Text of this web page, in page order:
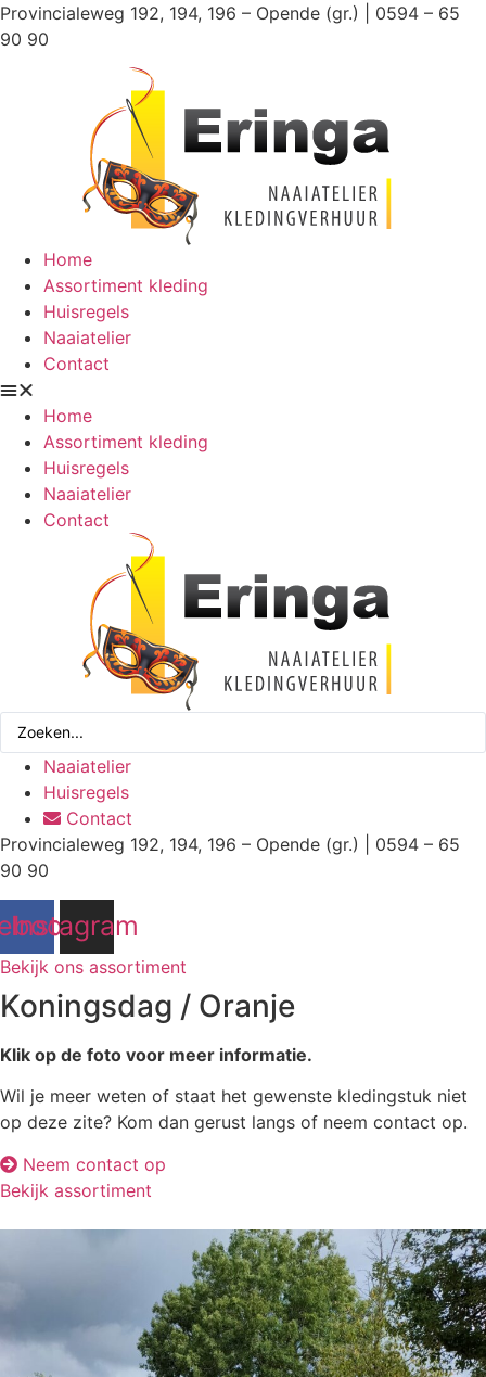
Ga
naar
Provincialeweg 192, 194, 196 – Opende (gr.) | 0594 – 65
90 90
Home
Assortiment kleding
Huisregels
Naaiatelier
Contact
Home
Assortiment kleding
Huisregels
Naaiatelier
Contact
Search
Naaiatelier
Huisregels
Contact
Provincialeweg 192, 194, 196 – Opende (gr.) | 0594 – 65
90 90
Instagram
Bekijk ons assortiment
Koningsdag / Oranje
Klik op de foto voor meer informatie.
Wil je meer weten of staat het gewenste kledingstuk niet
op deze zite? Kom dan gerust langs of neem contact op.
Neem contact op
Bekijk assortiment